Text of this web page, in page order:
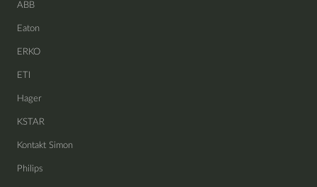
ABB
Eaton
ERKO
ETI
Hager
KSTAR
Kontakt Simon
Philips